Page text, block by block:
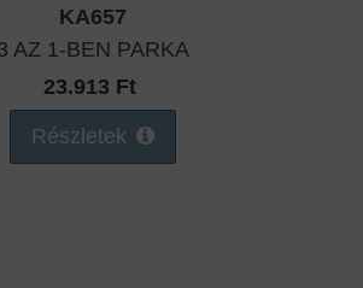
KA657
AZ 1-BEN PARKA
23.913 Ft
Részletek